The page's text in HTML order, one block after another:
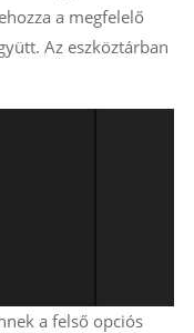
a megfelelő
Az eszköztárban
a felső opciós